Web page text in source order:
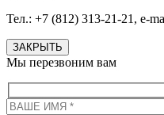
Тел.: +7 (812) 313-21-21, e-
ЗАКРЫТЬ
Мы перезвоним вам